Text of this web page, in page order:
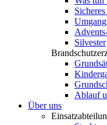
Silvester
Ablauf
Über uns